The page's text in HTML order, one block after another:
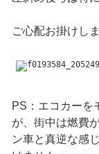
ご心配お掛けし
PS：エコカーを
が、街中は燃費
ン車と真逆な感